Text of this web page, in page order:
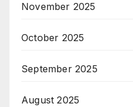
November 2025
October 2025
September 2025
August 2025